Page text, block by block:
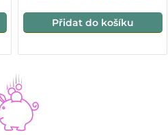
Přidat do košíku